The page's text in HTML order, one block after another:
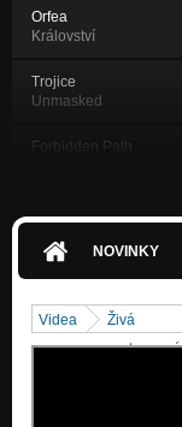
Orfea
Království
Trojice
Unmasked
Forbidden Path
Lavondyss
Lesnění
NOVINKY
Videa
Živá
vystoupení